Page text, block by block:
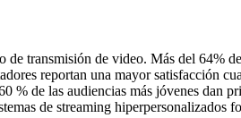
transmisión de video. Más del 64%
reportan una mayor satisfacción
% de las audiencias más jóvenes dan
de streaming hiperpersonalizados